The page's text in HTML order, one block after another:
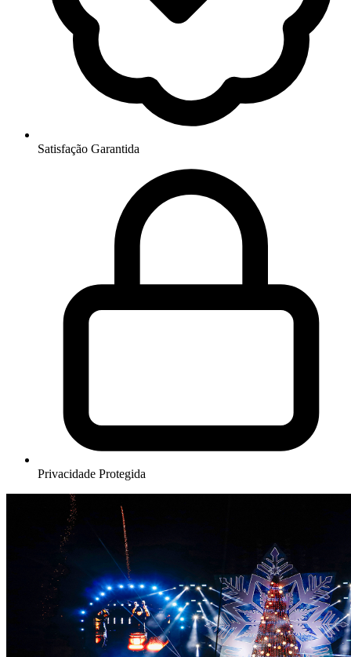
Satisfação Garantida
Privacidade Protegida